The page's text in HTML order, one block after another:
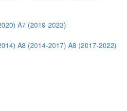
A7 (2019-2023)
A8 (2014-2017) A8 (2017-2022)